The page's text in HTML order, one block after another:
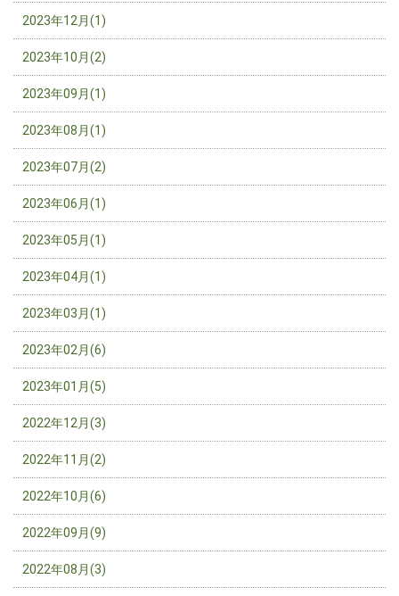
2023年12月(1)
2023年10月(2)
2023年09月(1)
2023年08月(1)
2023年07月(2)
2023年06月(1)
2023年05月(1)
2023年04月(1)
2023年03月(1)
2023年02月(6)
2023年01月(5)
2022年12月(3)
2022年11月(2)
2022年10月(6)
2022年09月(9)
2022年08月(3)